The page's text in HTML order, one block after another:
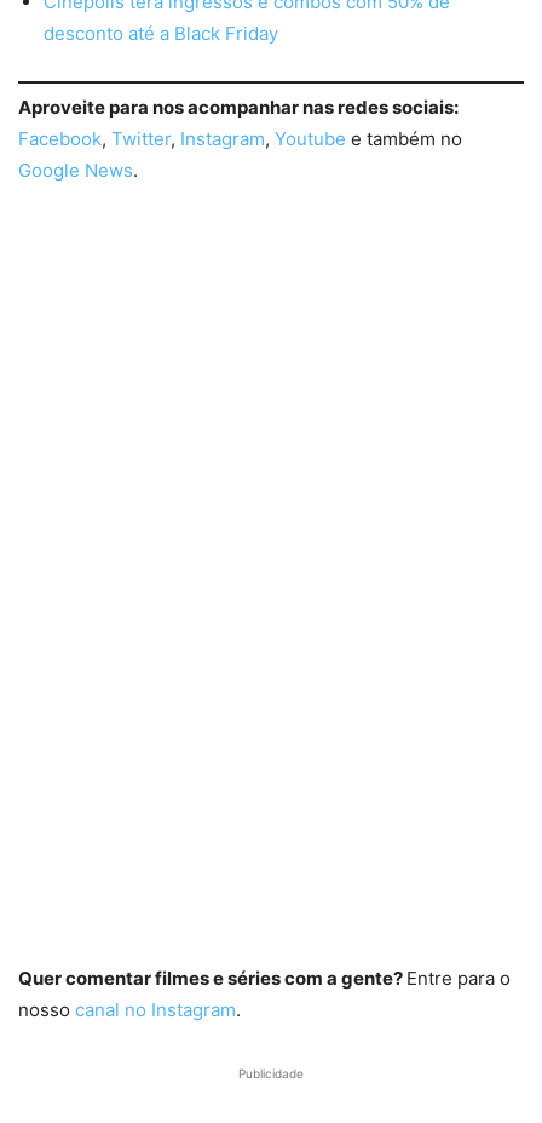
desconto até a Black Friday
Aproveite para nos acompanhar nas redes sociais:
Facebook, Twitter, Instagram, Youtube e também no
Google News.
Quer comentar filmes e séries com a gente? Entre para o
nosso canal no Instagram.
Publicidade